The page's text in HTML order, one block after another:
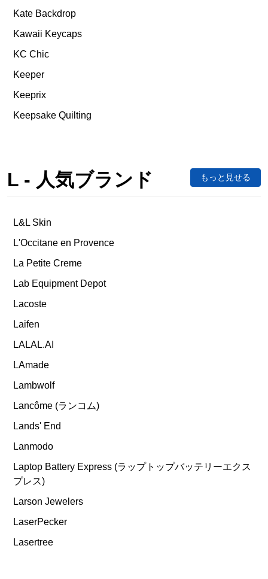
Kate Backdrop
Kawaii Keycaps
KC Chic
Keeper
Keeprix
Keepsake Quilting
L - 人気ブランド もっと見せる
L&L Skin
L'Occitane en Provence
La Petite Creme
Lab Equipment Depot
Lacoste
Laifen
LALAL.AI
LAmade
Lambwolf
Lancôme (ランコム)
Lands' End
Lanmodo
Laptop Battery Express (ラップトップバッテリーエクス
プレス)
Larson Jewelers
LaserPecker
Lasertree